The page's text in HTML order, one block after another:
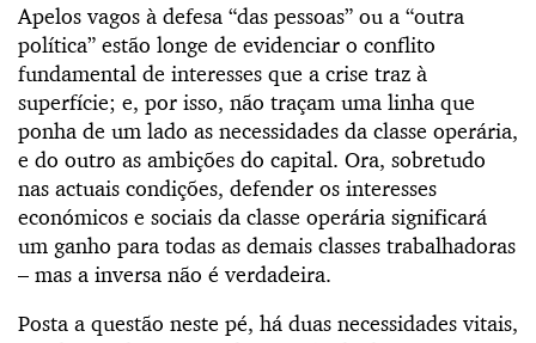
Apelos vagos à defesa “das pessoas” ou a “outra
política” estão longe de evidenciar o conflito
fundamental de interesses que a crise traz à
superfície; e, por isso, não traçam uma linha que
ponha de um lado as necessidades da classe operária,
e do outro as ambições do capital. Ora, sobretudo
nas actuais condições, defender os interesses
económicos e sociais da classe operária significará
um ganho para todas as demais classes trabalhadoras
– mas a inversa não é verdadeira.
Posta a questão neste pé, há duas necessidades vitais,